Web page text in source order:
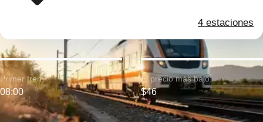
4 estaciones
Primer tren:
08:00
El precio más bajo:
$46